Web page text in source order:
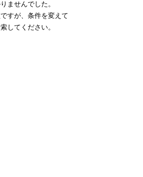
ませんでした。
すが、条件を変えて
してください。